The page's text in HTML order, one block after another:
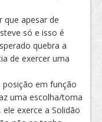
que apesar de
só e isso é
quebra a
de exercer uma
em função
uma escolha/toma
exerce a Solidão